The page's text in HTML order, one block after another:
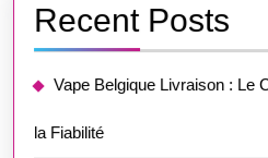
Recent Posts
Vape Belgique Livraison : Le
la Fiabilité